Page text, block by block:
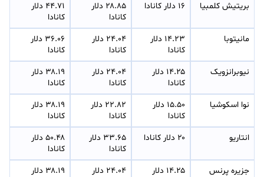
بریتیش کلمبیا
۱۶ دلار کانادا
کانادا
کانادا
مانیتوبا
کانادا
کانادا
کانادا
نیوبرانزویک
کانادا
کانادا
کانادا
نوا اسکوشیا
کانادا
کانادا
کانادا
انتاریو
۲۰ دلار کانادا
کانادا
کانادا